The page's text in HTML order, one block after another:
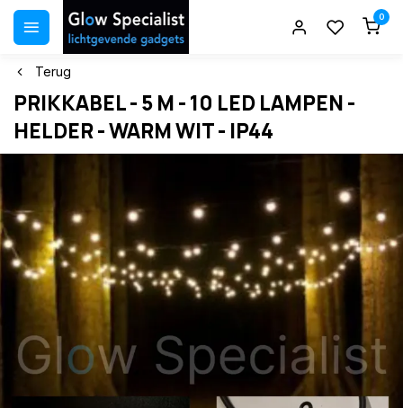
0
Terug
PRIKKABEL - 5 M - 10 LED LAMPEN -
HELDER - WARM WIT - IP44